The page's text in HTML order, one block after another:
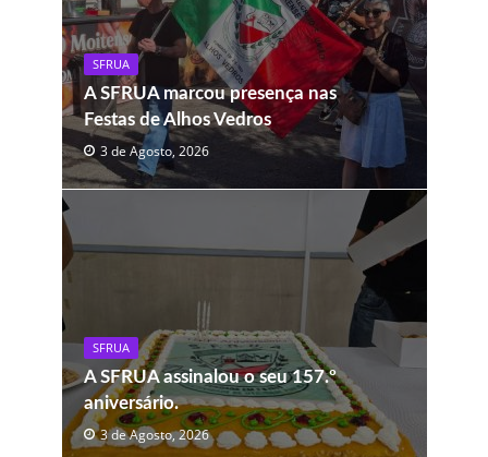
SFRUA
A SFRUA marcou presença nas
Festas de Alhos Vedros
3 de Agosto, 2026
SFRUA
A SFRUA assinalou o seu 157.º
aniversário.
3 de Agosto, 2026